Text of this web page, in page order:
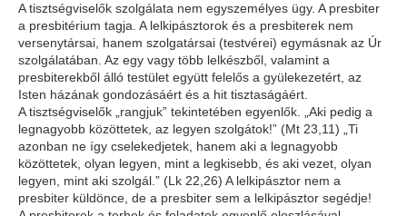
A tisztségviselők szolgálata nem egyszemélyes ügy. A presbiter
a presbitérium tagja. A lelkipásztorok és a presbiterek nem
versenytársai, hanem szolgatársai (testvérei) egymásnak az Úr
szolgálatában. Az egy vagy több lelkészből, valamint a
presbiterekből álló testület együtt felelős a gyülekezetért, az
Isten házának gondozásáért és a hit tisztaságáért.
A tisztségviselők „rangjuk” tekintetében egyenlők.
„Aki pedig a
legnagyobb közöttetek, az legyen szolgátok!” (Mt 23,11) „Ti
azonban ne így cselekedjetek, hanem aki a legnagyobb
közöttetek, olyan legyen, mint a legkisebb, és aki vezet, olyan
legyen, mint aki szolgál.” (Lk 22,26) A lelkipásztor nem a
presbiter küldönce, de a presbiter sem a lelkipásztor segédje!